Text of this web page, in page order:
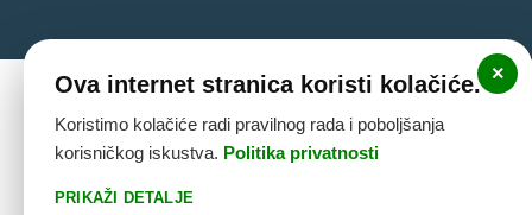
×
Ova internet stranica koristi kolačiće.
Koristimo kolačiće radi pravilnog rada i poboljšanja
korisničkog iskustva. Politika privatnosti
PRIKAŽI DETALJE